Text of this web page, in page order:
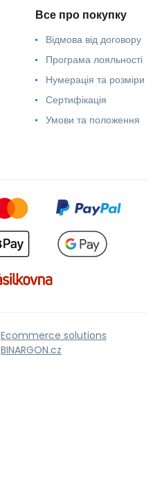
Все про покупку
Відмова від договору
Програма лояльності
Нумерація та розміри
Сертифікація
Умови та положення
Ecommerce solutions
BINARGON.cz